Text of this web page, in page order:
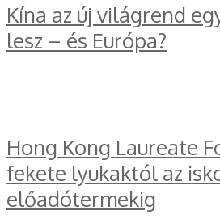
Kína az új világrend
lesz – és Európa?
Hong Kong Laureate
fekete lyukaktól az
előadótermekig